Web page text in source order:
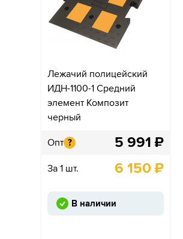
Лежачий полицейский
ИДН-1100-1 Средний
элемент Композит
черный
Опт ? 5 991 ₽
За 1 шт. 6 150 ₽
В наличии